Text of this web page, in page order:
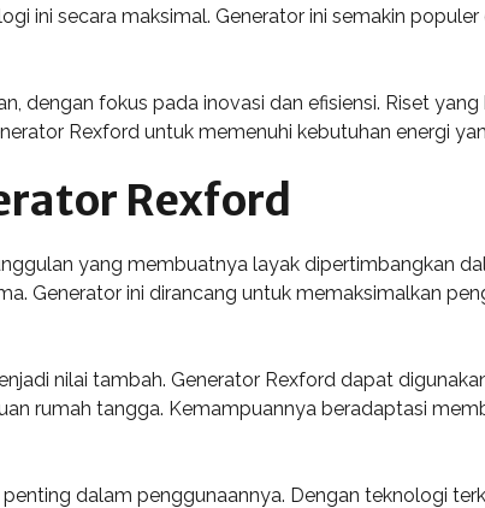
ini secara maksimal. Generator ini semakin
dengan fokus pada inovasi dan efisiensi. Riset
Rexford untuk memenuhi kebutuhan energi
Rexford
yang membuatnya layak dipertimbangkan
Generator ini dirancang untuk memaksimalkan
nilai tambah. Generator Rexford dapat
rumah tangga. Kemampuannya beradaptasi
dalam penggunaannya. Dengan teknologi